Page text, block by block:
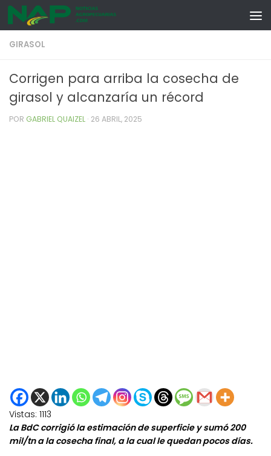
Skip to content
GIRASOL
Corrigen para arriba la cosecha de
girasol y alcanzaría un récord
POR GABRIEL QUAIZEL · 26 ABRIL, 2025
Vistas: 1113
La BdC corrigió la estimación de superficie y sumó 200
mil/tn a la cosecha final, a la cual le quedan pocos días.